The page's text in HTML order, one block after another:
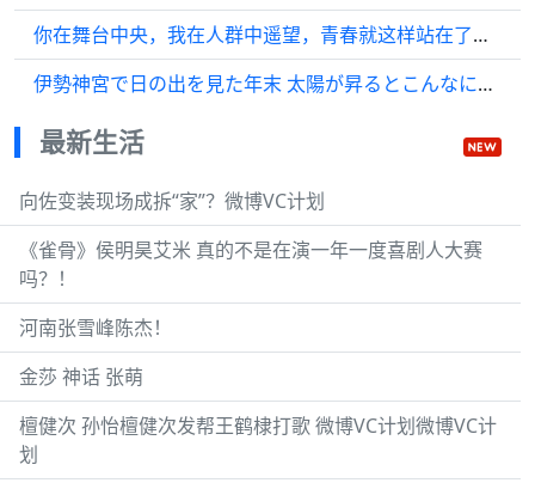
你在舞台中央，我在人群中遥望，青春就这样站在了我面前，闪耀着光芒
伊勢神宮で日の出を見た年末 太陽が昇るとこんなにも暖かくて
最新生活
向佐变装现场成拆“家”？微博VC计划
《雀骨》侯明昊艾米 真的不是在演一年一度喜剧人大赛
吗？！
河南张雪峰陈杰！
金莎 神话 张萌
檀健次 孙怡檀健次发帮王鹤棣打歌 微博VC计划微博VC计
划